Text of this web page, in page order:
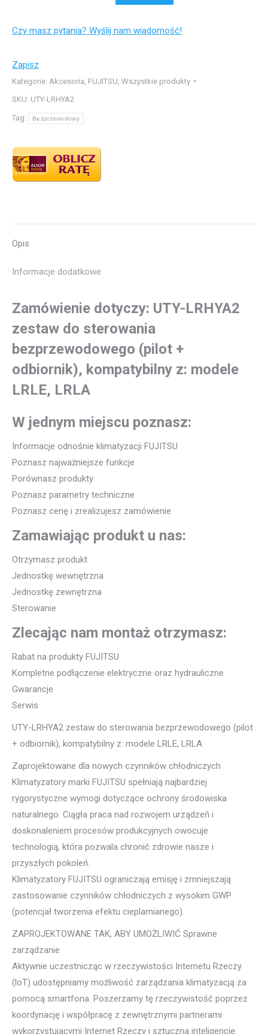
sterowania
(pilot
+
odbiornik),
kompatybilny
modele
LRLE,
LRLA
Czy masz pytania? Wyślij nam wiadomość!
Zapisz
Kategorie: Akcesoria FUJITSU Wszystkie produkty
SKU: UTY-LRHYA2
Tag: Bezprzewodowy
Opis
Informacje dodatkowe
Zamówienie dotyczy: UTY-LRHYA2
zestaw do sterowania
bezprzewodowego (pilot +
odbiornik), kompatybilny z: modele
LRLE, LRLA
W jednym miejscu poznasz:
Informacje odnośnie klimatyzacji FUJITSU
Poznasz najważniejsze funkcje
Porównasz produkty
Poznasz parametry techniczne
Poznasz cenę i zrealizujesz zamówienie
Zamawiając produkt u nas:
Otrzymasz produkt
Jednostkę wewnętrzna
Jednostkę zewnętrzna
Sterowanie
Zlecając nam montaż otrzymasz:
Rabat na produkty FUJITSU
Kompletne podłączenie elektryczne oraz hydrauliczne
Gwarancje
Serwis
UTY-LRHYA2 zestaw do sterowania bezprzewodowego (pilot
+ odbiornik), kompatybilny z: modele LRLE, LRLA
Zaprojektowane dla nowych czynników chłodniczych
Klimatyzatory marki FUJITSU spełniają najbardziej
rygorystyczne wymogi dotyczące ochrony środowiska
naturalnego. Ciągła praca nad rozwojem urządzeń i
doskonaleniem procesów produkcyjnych owocuje
technologią, która pozwala chronić zdrowie nasze i
przyszłych pokoleń.
Klimatyzatory FUJITSU ograniczają emisję i zmniejszają
zastosowanie czynników chłodniczych z wysokim GWP
(potencjał tworzenia efektu cieplarnianego).
ZAPROJEKTOWANE TAK, ABY UMOŻLIWIĆ Sprawne
zarządzanie
Aktywnie uczestnicząc w rzeczywistości Internetu Rzeczy
(loT) udostępniamy możliwość zarządzania klimatyzacją za
pomocą smartfona. Poszerzamy tę rzeczywistość poprzez
koordynację i współpracę z zewnętrznymi partnerami
wykorzystującymi Internet Rzeczy i sztuczną inteligencję.